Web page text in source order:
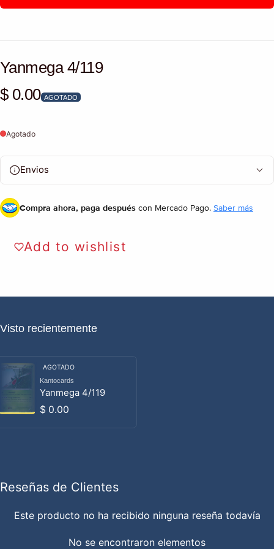
Yanmega 4/119
Precio habitual
$ 0.00 AGOTADO
Agotado
Envios
Compra ahora, paga después con Mercado Pago. Saber más
Add to wishlist
Visto recientemente
AGOTADO
Proveedor:
Kantocards
Yanmega 4/119
Precio habitual
$ 0.00
Reseñas de Clientes
Este producto no ha recibido ninguna reseña todavía
No se encontraron elementos